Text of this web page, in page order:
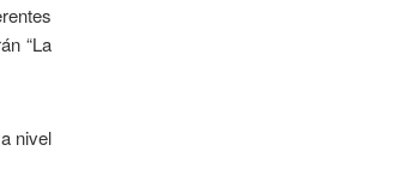
“La
nivel